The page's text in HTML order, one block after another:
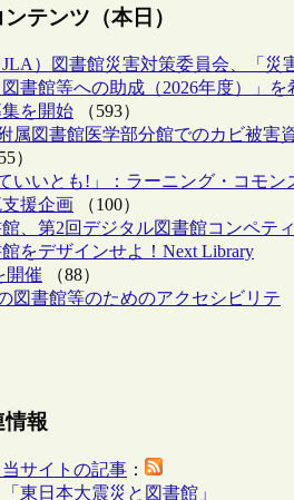
テンツ（本日）
）図書館災害対策委員会、「災
書館等への助成（2026年度）」を
を開始 （593）
属図書館医学部分館でのカビ被害
）
いいとも!」：ラーニング・コモン
援企画 （100）
、第2回デジタル図書館コンペティ
をデザインせよ！Next Library
開催 （88）
図書館等のためのアクセシビリテ
報
当サイトの記事 ：
東日本大震災と図書館」